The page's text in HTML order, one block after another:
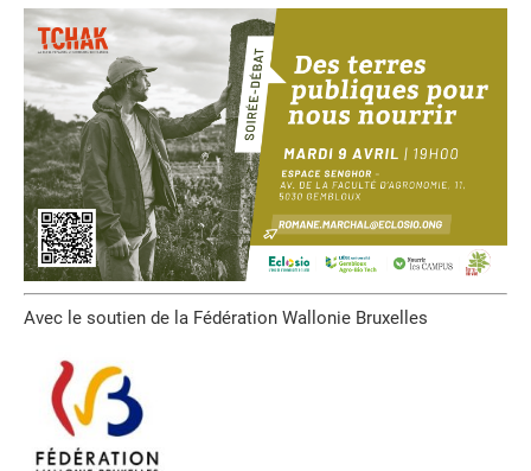
Avec le soutien de la Fédération Wallonie Bruxelles